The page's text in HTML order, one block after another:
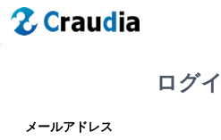
ログ
メールアドレス